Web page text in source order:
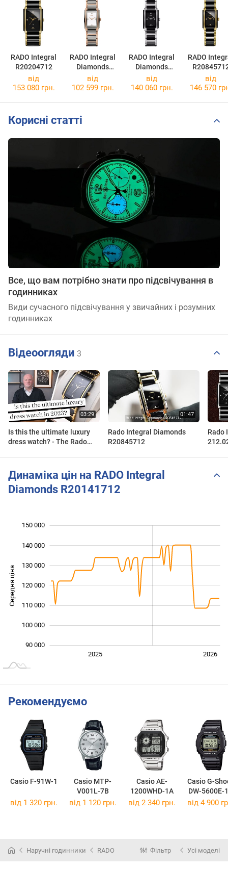
RADO Integral
R20204712
RADO Integral
Diamonds
R20141712
RADO Integral
Diamonds
R20613712
RADO
від
153 080 грн.
від
102 599 грн.
від
140 060 грн.
від
146 570
Корисні статті
Все, що вам потрібно знати про підсвічування в
годинниках
Види сучасного підсвічування у звичайних і розумних
годинниках
Відеоогляди 3
Is this the ultimate luxury
dress watch? - The Rado
Rado Integral Diamonds
R20845712
Rado
Динаміка цін на RADO Integral
Diamonds R20141712
Середня ціна 100 000
90 000
100 000
110 000
120 000
130 000
140 000
150 000
2026
2025
Рекомендуємо
Casio F-91W-1
Casio MTP-
V001L-7B
Casio AE-
1200WHD-1A
Casio G-
DW-5600E-
від 1 320 грн. від 1 120 грн. від 2 340 грн. від 4 900
Наручні годинники RADO Фільтр Усі моделі